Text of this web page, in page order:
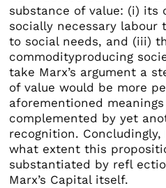
substance of value: (i) its
socially necessary
to social needs, and (iii)
commodityproducing
take Marx’s argument a
of value would be more
aforementioned
complemented by yet
recognition.
what extent this
substantiated by refl
Marx’s Capital itself.